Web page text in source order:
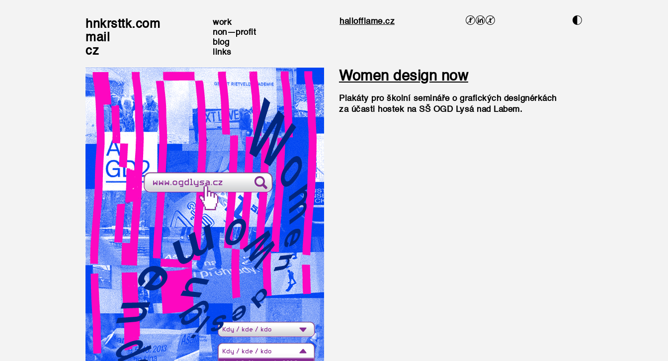
hnkrsttk.com
mail
cz
work
non—profit
blog
links
hallofflame.cz fit n
Women design now
Plakáty pro školní semináře o grafických designérkách
za účasti hostek na SŠ OGD Lysá nad Labem.